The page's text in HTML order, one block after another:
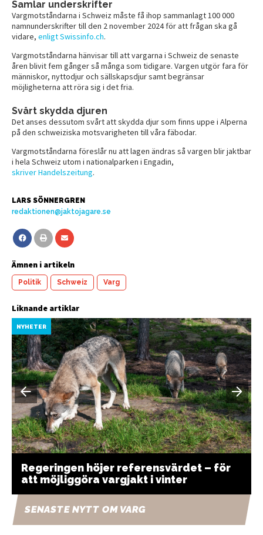
Samlar underskrifter
Vargmotståndarna i Schweiz måste få ihop sammanlagt 100 000
namnunderskrifter till den 2 november 2024 för att frågan ska gå
vidare, enligt Swissinfo.ch.
Vargmotståndarna hänvisar till att vargarna i Schweiz de senaste
åren blivit fem gånger så många som tidigare. Vargen utgör fara för
människor, nyttodjur och sällskapsdjur samt begränsar
möjligheterna att röra sig i det fria.
Svårt skydda djuren
Det anses dessutom svårt att skydda djur som finns uppe i Alperna
på den schweiziska motsvarigheten till våra fäbodar.
Vargmotståndarna föreslår nu att lagen ändras så vargen blir jaktbar
i hela Schweiz utom i nationalparken i Engadin,
skriver Handelszeitung.
LARS SÖNNERGREN
redaktionen@jaktojagare.se
Ämnen i artikeln
Politik Schweiz Varg
Liknande artiklar
NYHETER
Regeringen höjer referensvärdet – för
att möjliggöra vargjakt i vinter
SENASTE NYTT OM VARG